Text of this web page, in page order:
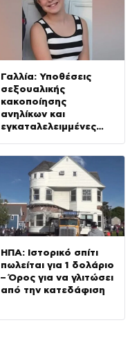
Γαλλία: Υποθέσεις
σεξουαλικής
κακοποίησης
ανηλίκων και
εγκαταλελειμμένες
της 11χρονης Λιάνα
ΗΠΑ: Ιστορικό σπίτι
πωλείται για 1 δολάριο
– Όρος για να γλιτώσει
από την κατεδάφιση